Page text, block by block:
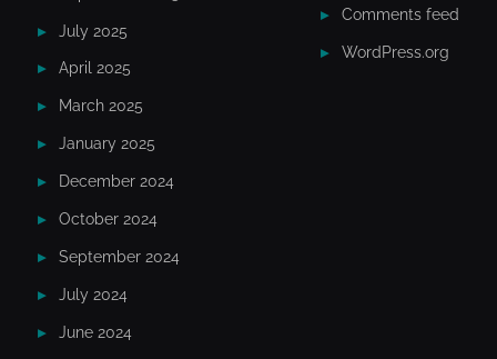
July 2025
April 2025
March 2025
January 2025
December 2024
October 2024
September 2024
July 2024
June 2024
Comments feed
WordPress.org